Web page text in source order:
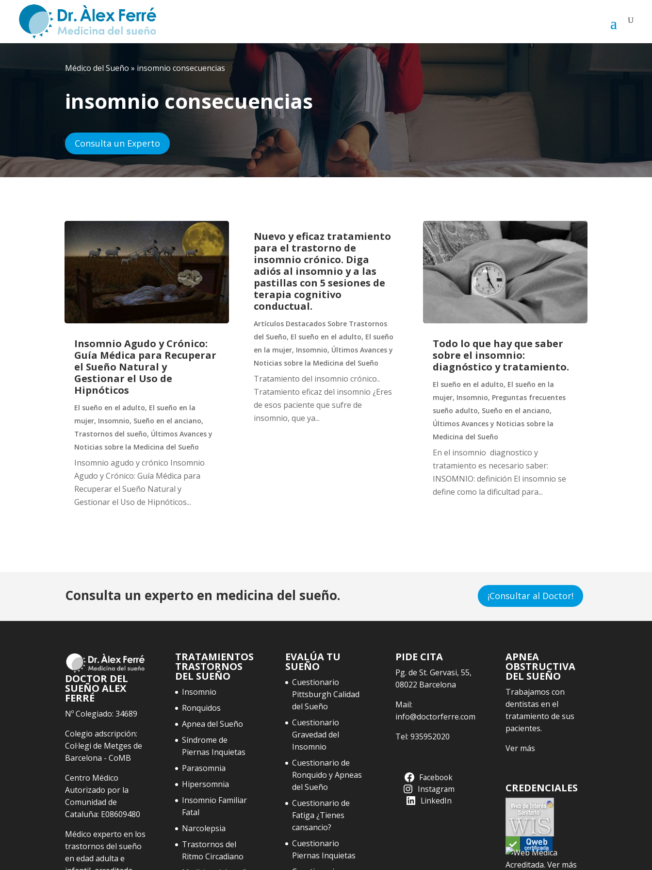
Médico del Sueño » insomnio consecuencias
insomnio consecuencias
Consulta un Experto
Insomnio Agudo y Crónico:
Guía Médica para Recuperar
el Sueño Natural y
Gestionar el Uso de
Hipnóticos
El sueño en el adulto, El sueño en la
mujer, Insomnio, Sueño en el anciano,
Trastornos del sueño, Últimos Avances y
Noticias sobre la Medicina del Sueño
Insomnio agudo y crónico Insomnio
Agudo y Crónico: Guía Médica para
Recuperar el Sueño Natural y
Gestionar el Uso de Hipnóticos...
Nuevo y eficaz tratamiento
para el trastorno de
insomnio crónico. Diga
adiós al insomnio y a las
pastillas con 5 sesiones de
terapia cognitivo
conductual.
Artículos Destacados Sobre Trastornos
del Sueño, El sueño en el adulto, El sueño
en la mujer, Insomnio, Últimos Avances y
Noticias sobre la Medicina del Sueño
Tratamiento del insomnio crónico..
Tratamiento eficaz del insomnio ¿Eres
de esos paciente que sufre de
insomnio, que ya...
Todo lo que hay que saber
sobre el insomnio:
diagnóstico y tratamiento.
El sueño en el adulto, El sueño en la
mujer, Insomnio, Preguntas frecuentes
sueño adulto, Sueño en el anciano,
Últimos Avances y Noticias sobre la
Medicina del Sueño
En el insomnio diagnostico y
tratamiento es necesario saber:
INSOMNIO: definición El insomnio se
define como la dificultad para...
Consulta un experto en medicina del sueño. ¡Consultar al Doctor!
DOCTOR DEL
SUEÑO ALEX
FERRÉ
Nº Colegiado: 34689
Colegio adscripción:
Col·legi de Metges de
Barcelona - CoMB
Centro Médico
Autorizado por la
Comunidad de
Cataluña: E08609480
Médico experto en los
trastornos del sueño
en edad adulta e
TRATAMIENTOS
TRASTORNOS
DEL SUEÑO
Insomnio
Ronquidos
Apnea del Sueño
Síndrome de
Piernas Inquietas
Parasomnia
Hipersomnia
Insomnio Familiar
Fatal
Narcolepsia
Trastornos del
Ritmo Circadiano
EVALÚA TU
SUEÑO
Cuestionario
Pittsburgh Calidad
del Sueño
Cuestionario
Gravedad del
Insomnio
Cuestionario de
Ronquido y Apneas
del Sueño
Cuestionario de
Fatiga ¿Tienes
cansancio?
Cuestionario
Piernas Inquietas
PIDE CITA
Pg. de St. Gervasi, 55,
08022 Barcelona
Mail:
info@doctorferre.com
Tel: 935952020
Facebook
Instagram
LinkedIn
APNEA
OBSTRUCTIVA
DEL SUEÑO
Trabajamos con
dentistas en el
tratamiento de sus
pacientes.
Ver más
CREDENCIALES